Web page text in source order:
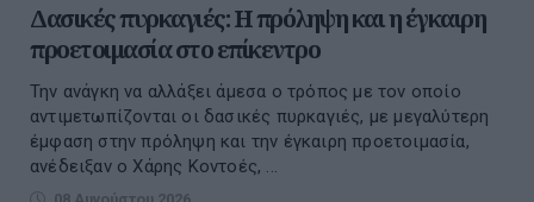
Δασικές πυρκαγιές: Η πρόληψη και η έγκαιρη
προετοιμασία στο επίκεντρο
Την ανάγκη να αλλάξει άμεσα ο τρόπος με τον οποίο
αντιμετωπίζονται οι δασικές πυρκαγιές, με μεγαλύτερη
έμφαση στην πρόληψη και την έγκαιρη προετοιμασία,
ανέδειξαν ο Χάρης Κοντοές, ...